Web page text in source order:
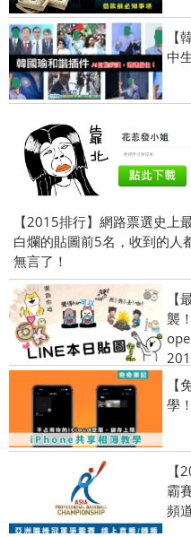
【
中
【2015排行】網路票選史上
白爛的貼圖前5名，收到的人
無言了！
【
襲
【
學
【
霸
頻